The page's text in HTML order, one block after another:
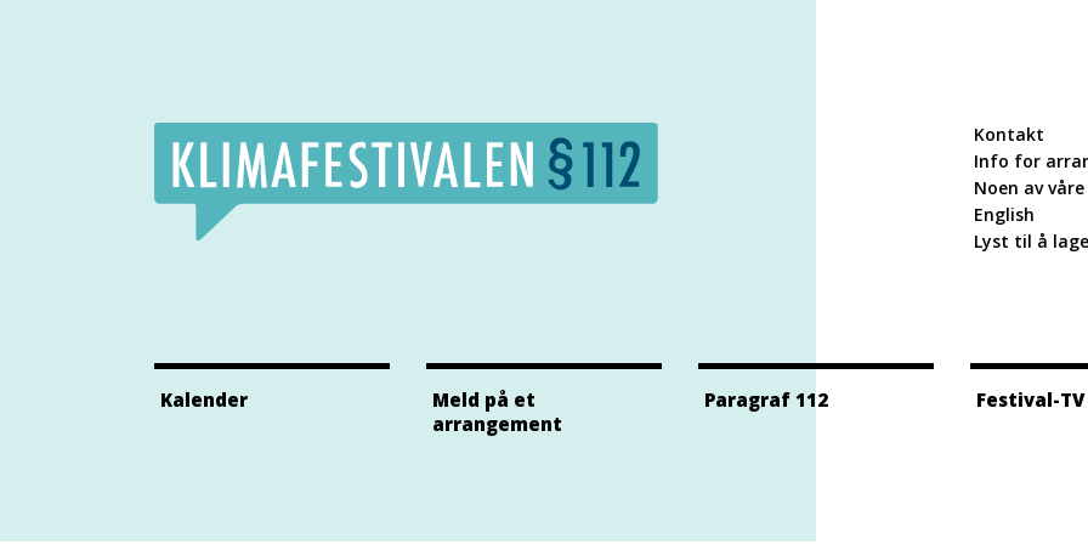
Kontakt
Info for
Noen av
English
Lyst til å
Klimafestivalens Twitter side
Klimafestivalens Instagram side
Kalender
Meld på et
arrangement
Paragraf 112 Festival-